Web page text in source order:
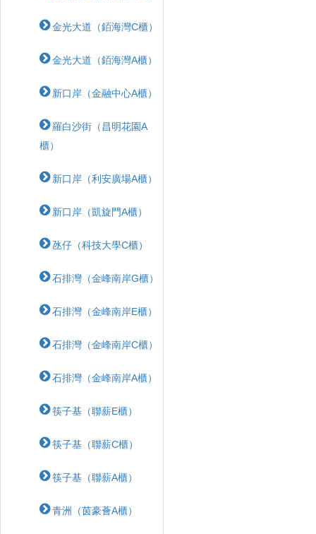
金光大道（銆海灣C櫃）
金光大道（銆海灣A櫃）
新口岸（金融中心A櫃）
羅白沙街（昌明花園A
櫃）
新口岸（利安廣場A櫃）
新口岸（凱旋門A櫃）
氹仔（科技大學C櫃）
石排灣（金峰南岸G櫃）
石排灣（金峰南岸E櫃）
石排灣（金峰南岸C櫃）
石排灣（金峰南岸A櫃）
筷子基（聯薪E櫃）
筷子基（聯薪C櫃）
筷子基（聯薪A櫃）
青洲（茵豪薈A櫃）